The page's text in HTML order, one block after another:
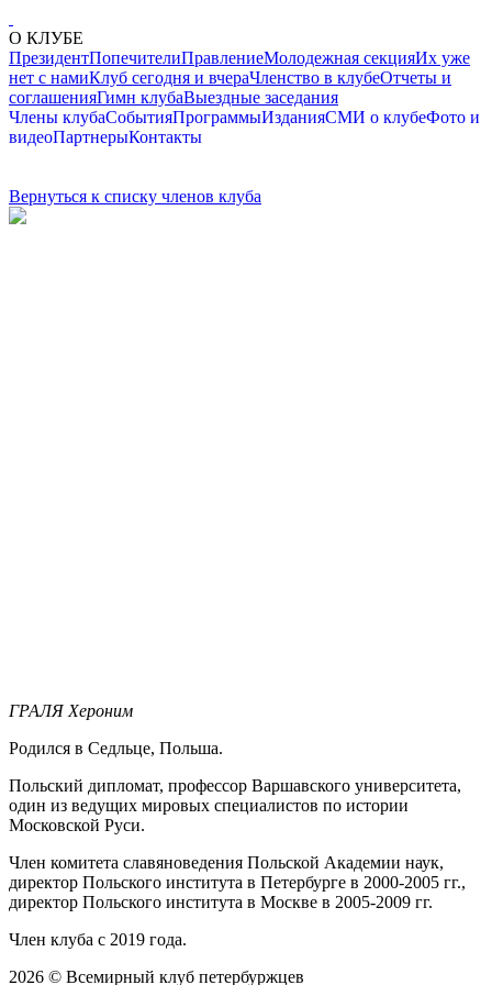
О КЛУБЕ
ПрезидентПопечителиПравлениеМолодежная секцияИх уже
нет с намиКлуб сегодня и вчераЧленство в клубеОтчеты и
соглашенияГимн клубаВыездные заседания
Члены клубаСобытияПрограммыИзданияСМИ о клубеФото и
видеоПартнерыКонтакты
Вернуться к списку членов клуба
ГРАЛЯ Хероним
Родился в Седльце, Польша.
Польский дипломат, профессор Варшавского университета,
один из ведущих мировых специалистов по истории
Московской Руси.
Член комитета славяноведения Польской Академии наук,
директор Польского института в Петербурге в 2000-2005 гг.,
директор Польского института в Москве в 2005-2009 гг.
Член клуба с 2019 года.
2026 © Всемирный клуб петербуржцев